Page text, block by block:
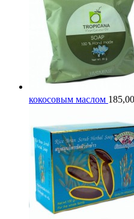
кокосовым маслом 185,00